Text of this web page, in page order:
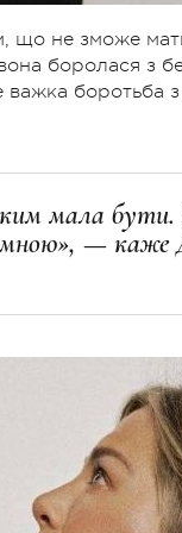
не зможе
боролася з
боротьба з
ким мала
мною», —